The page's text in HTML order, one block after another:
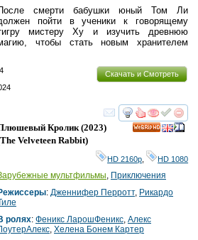
смерти бабушки юный Том Ли
пойти в ученики к говорящему
мистеру Ху и изучить древнюю
чтобы стать новым хранителем
Скачать и Смотреть
смотреть
Кролик (2023)
The Velveteen Rabbit)
HD 2160р HD 1080
мультфильмы, Приключения
: Дженнифер Перротт, Рикардо
ролях: Феникс ЛарошФеникс, Алекс
, Хелена Бонем Картер